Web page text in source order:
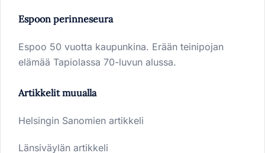
Espoon perinneseura
Espoo 50 vuotta kaupunkina. Erään teinipojan
elämää Tapiolassa 70-luvun alussa.
Artikkelit muualla
Helsingin Sanomien artikkeli
Länsiväylän artikkeli